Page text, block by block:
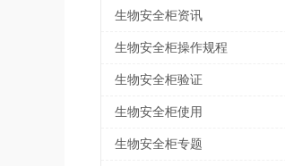
生物安全柜资讯
生物安全柜操作规程
生物安全柜验证
生物安全柜使用
生物安全柜专题